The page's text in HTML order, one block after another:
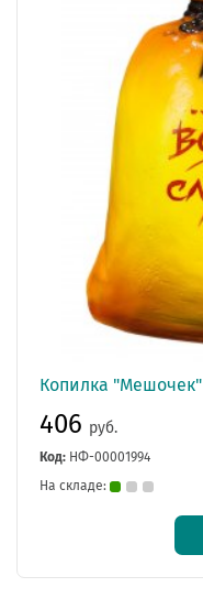
Копилка "Мешочек"
406 руб.
Код: НФ-00001994
На складе: